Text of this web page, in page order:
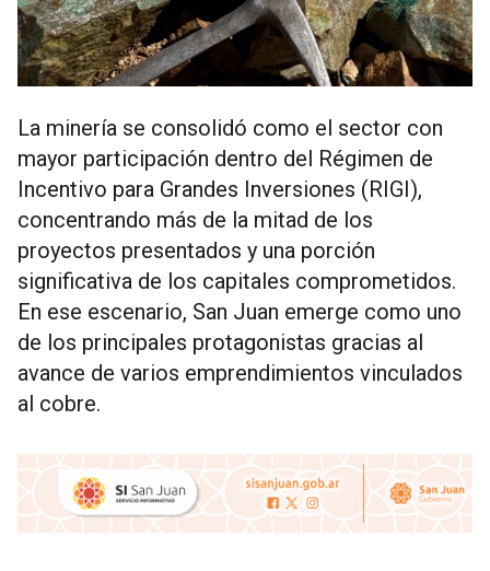
La minería se consolidó como el sector con
mayor participación dentro del Régimen de
Incentivo para Grandes Inversiones (RIGI),
concentrando más de la mitad de los
proyectos presentados y una porción
significativa de los capitales comprometidos.
En ese escenario, San Juan emerge como uno
de los principales protagonistas gracias al
avance de varios emprendimientos vinculados
al cobre.